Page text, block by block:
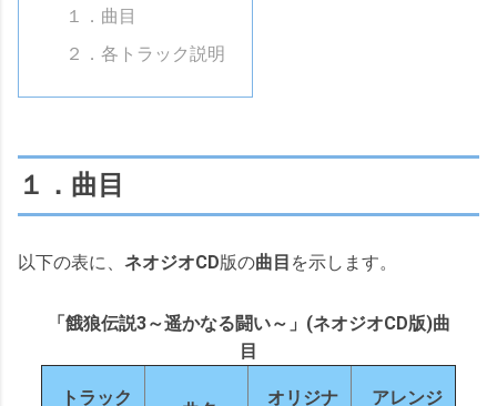
１．曲目
２．各トラック説明
１．曲目
以下の表に、 ネオジオCD版の曲目 を示します。
「餓狼伝説3～遥かなる闘い～」(ネオジオCD版)曲
目
トラック
オリジナ
アレンジ